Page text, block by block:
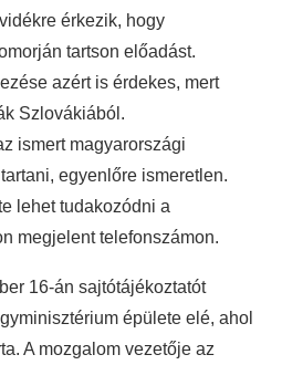
érkezik, hogy
tartson előadást.
azért is érdekes, mert
Szlovákiából.
ismert magyarországi
egyenlőre ismeretlen.
lehet tudakozódni a
megjelent telefonszámon.
16-án sajtótájékoztatót
épülete elé, ahol
A mozgalom vezetője az